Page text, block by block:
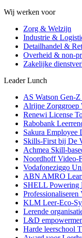
Wij werken voor
Zorg & Welzijn
Industrie &
Detailhandel &
Overheid & non-
Zakelijke
Leader Lunch
AS Watson Gen-
Alrijne Zorggroep
Renewi License
Rabobank
Sakura Employee
Skills-First bij De
Achmea Skill-
Noordhoff Video-
Vodafoneziggo
ABN AMRO
SHELL Powering
KLM Leer-Eco-
Lerende
L&D
Harde leerschool